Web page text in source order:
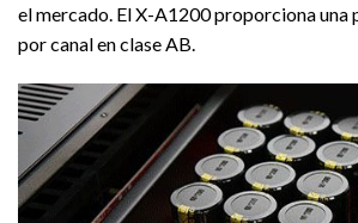
el mercado. El X-A1200 proporciona una
por canal en clase AB.